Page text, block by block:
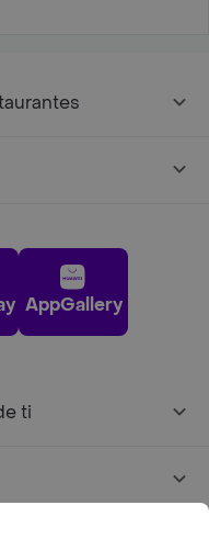
AppGallery
ti